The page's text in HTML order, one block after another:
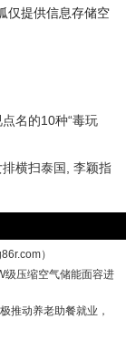
仅提供信息存储空
名的10种“毒玩
横扫泰国, 李颖指
）
级压缩空气储能面容进
推动养老助餐就业，